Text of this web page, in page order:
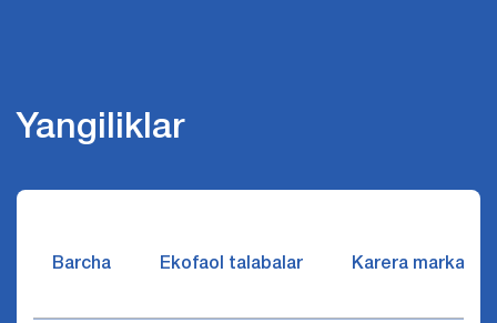
Yangiliklar
Barcha Ekofaol talabalar Karera markazi